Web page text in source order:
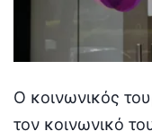
Ο κοινωνικός
τον κοινωνικό